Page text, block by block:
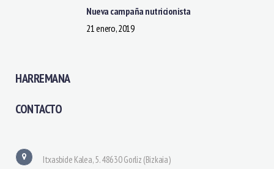
Nueva campaña nutricionista
21 enero, 2019
HARREMANA
CONTACTO
Itxasbide Kalea, 5. 48630 Gorliz (Bizkaia)